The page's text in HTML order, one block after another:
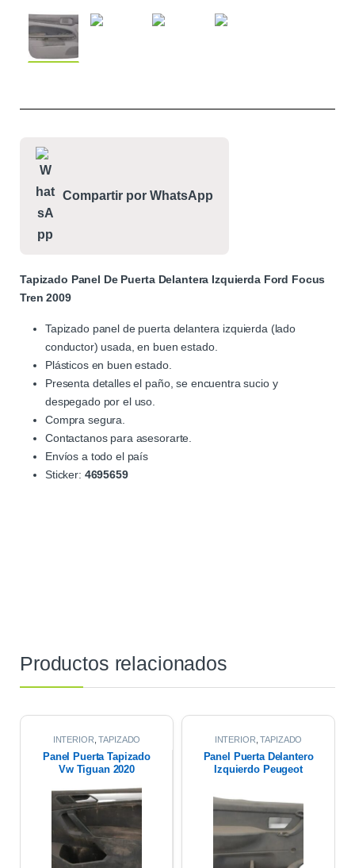
Compartir por WhatsApp
Tapizado Panel De Puerta Delantera Izquierda Ford Focus
Tren 2009
Tapizado panel de puerta delantera izquierda (lado
conductor) usada, en buen estado.
Plásticos en buen estado.
Presenta detalles el paño, se encuentra sucio y
despegado por el uso.
Compra segura.
Contactanos para asesorarte.
Envíos a todo el país
Sticker: 4695659
Productos relacionados
INTERIOR ,TAPIZADO
Panel Puerta Tapizado
Vw Tiguan 2020
INTERIOR ,TAPIZADO
Panel Puerta Delantero
Izquierdo Peugeot